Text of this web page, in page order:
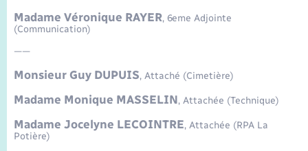
Organisation d’événement
Seniors
Transports
Madame Véronique RAYER, 6eme Adjointe
(Communication)
——
Monsieur Guy DUPUIS, Attaché (Cimetière)
Madame Monique MASSELIN, Attachée (Technique)
Madame Jocelyne LECOINTRE, Attachée (RPA La
Potière)